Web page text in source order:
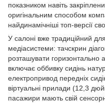
показником навіть
оригінальним способом
найдинамічніші топ-версії
У салоні вже традиційний
медіасистеми: тачскрин
розташувати
включає оббивку сидінь
електропривод передніх
віртуальні прилади (12,3
пасажири мають свій